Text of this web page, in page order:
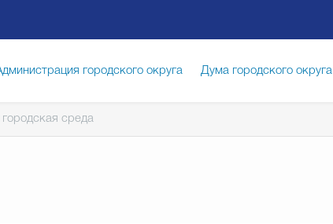
городского округа Дума городского округа
среда